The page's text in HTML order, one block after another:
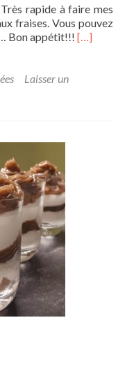
rapide à faire mes
fraises. Vous pouvez
Bon appétit!!! […]
Laisser un